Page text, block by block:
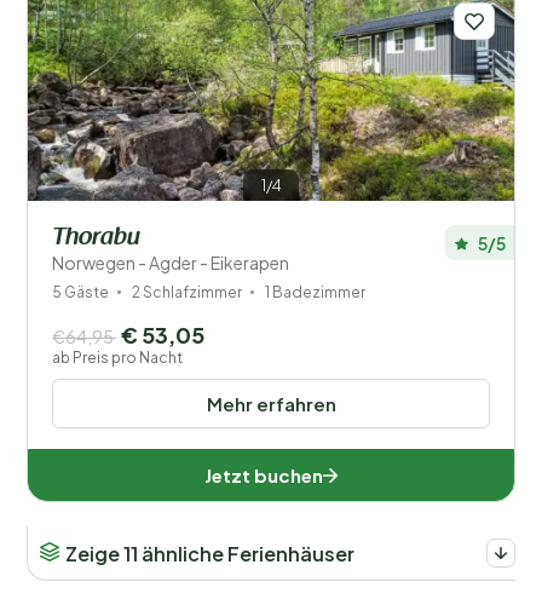
1/4
Thorabu
Norwegen - Agder - Eikerapen
5/5
5 Gäste 2 Schlafzimmer 1 Badezimmer
Mehr erfahren
€64,95 € 53,05
ab Preis pro Nacht
Jetzt buchen
Zeige 11 ähnliche Ferienhäuser